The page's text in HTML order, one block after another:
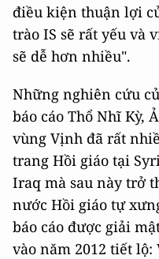
điều kiện thuận lợi
trào IS sẽ rất yếu và
sẽ dễ hơn nhiều".
Những nghiên cứu
báo cáo Thổ Nhĩ Kỳ,
vùng Vịnh đã rất
trang Hồi giáo tại
Iraq mà sau này trở
nước Hồi giáo tự
báo cáo được giải
vào năm 2012 tiết